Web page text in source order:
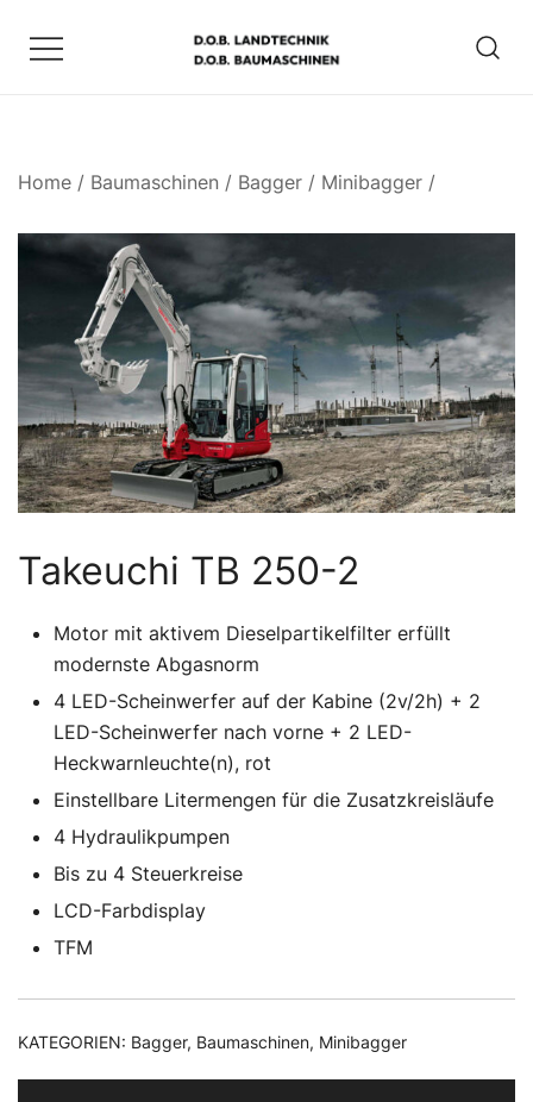
Inhalt
Home / Baumaschinen / Bagger / Minibagger /
Takeuchi TB 250-2
Motor mit aktivem Dieselpartikelfilter erfüllt
modernste Abgasnorm
4 LED-Scheinwerfer auf der Kabine (2v/2h) + 2
LED-Scheinwerfer nach vorne + 2 LED-
Heckwarnleuchte(n), rot
Einstellbare Litermengen für die Zusatzkreisläufe
4 Hydraulikpumpen
Bis zu 4 Steuerkreise
LCD-Farbdisplay
TFM
KATEGORIEN: Bagger, Baumaschinen, Minibagger